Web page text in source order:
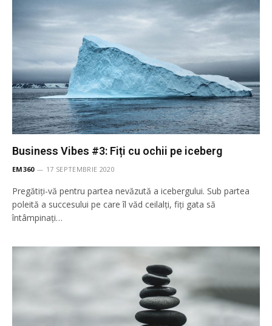
Business Vibes #3: Fiți cu ochii pe iceberg
EM360 17 SEPTEMBRIE 2020
Pregătiți-vă pentru partea nevăzută a icebergului. Sub partea
poleită a succesului pe care îl văd ceilalți, fiți gata să
întâmpinați…